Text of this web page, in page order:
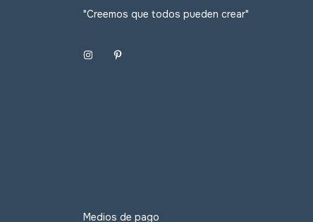
"Creemos que todos pueden crear"
Medios de pago